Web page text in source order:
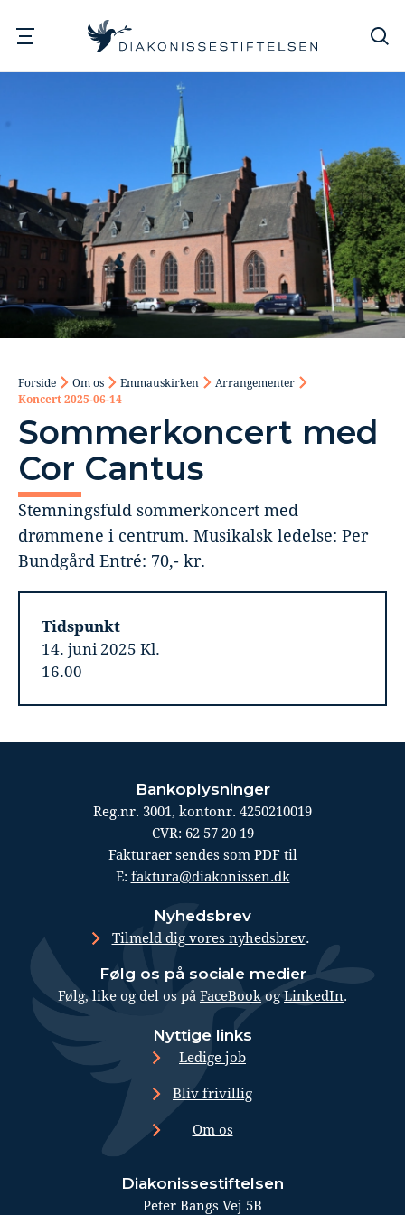
Søg
Forside Om os Emmauskirken
Arrangementer
Koncert 2025-06-14
Sommerkoncert med
Cor Cantus
Stemningsfuld sommerkoncert med
drømmene i centrum. Musikalsk ledelse: Per
Bundgård Entré: 70,- kr.
Tidspunkt
14. juni 2025 Kl.
16.00
Nyttige links
Ledige job
Bliv frivillig
Om os
Nyhedsbrev
Tilmeld dig vores nyhedsbrev.
Følg os på sociale medier
Følg, like og del os på FaceBookogLinkedIn.
Diakonissestiftelsen
Peter Bangs Vej 5B
Bankoplysninger
Reg.nr. 3001, kontonr. 4250210019
CVR: 62 57 20 19
Fakturaer sendes som PDF til
E: faktura@diakonissen.dk